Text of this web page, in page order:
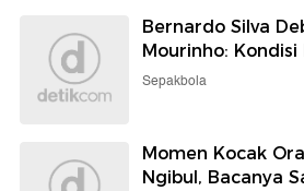
Bernardo Silva
Mourinho: Kondisi
Sepakbola
Momen Kocak
Ngibul, Bacanya